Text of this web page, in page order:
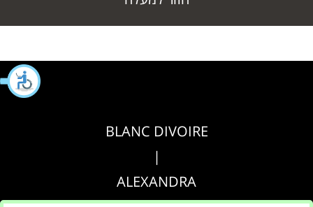
BLANC DIVOIRE
|
ALEXANDRA